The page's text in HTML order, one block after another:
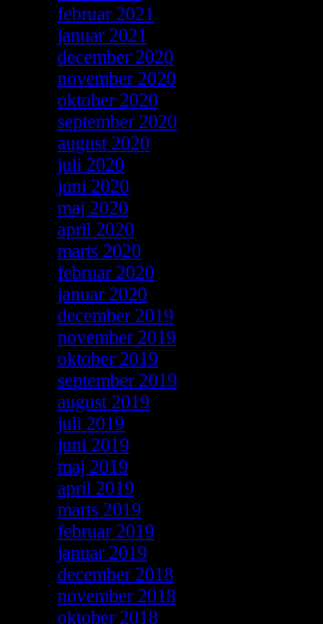
februar 2021
januar 2021
december 2020
november 2020
oktober 2020
september 2020
august 2020
juli 2020
juni 2020
maj 2020
april 2020
marts 2020
februar 2020
januar 2020
december 2019
november 2019
oktober 2019
september 2019
august 2019
juli 2019
juni 2019
maj 2019
april 2019
marts 2019
februar 2019
januar 2019
december 2018
november 2018
oktober 2018